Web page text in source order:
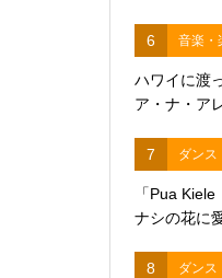
6 音楽・
ハワイに渡
ア・ナ・ア
7 ダンス
「Pua
ナシの花に
8 ダンス